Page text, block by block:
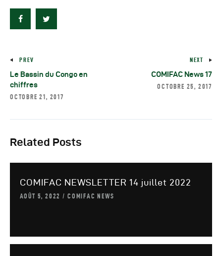
Publications
COMIFAC Newsletter
Autres Publications
PREV
Le Bassin du Congo en
chiffres
OCTOBRE 21, 2017
NEXT
COMIFAC News 17
OCTOBRE 25, 2017
Related Posts
COMIFAC NEWSLETTER 14 juillet 2022
AOÛT 5, 2022 COMIFAC NEWS